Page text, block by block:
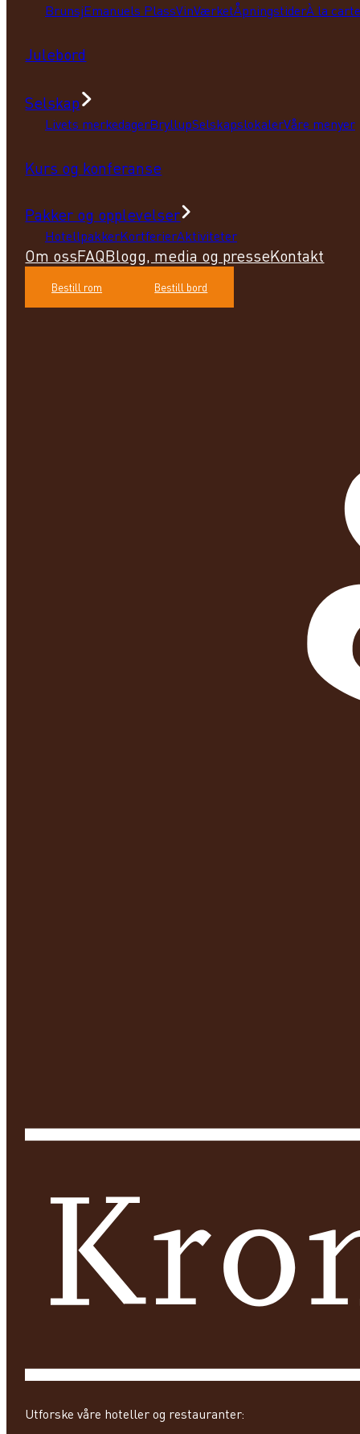
BrunsjEmanuels PlassVinVærketÅpningstiderÀ la
Julebord
Selskap
Livets merkedagerBryllupSelskapslokalerVåre menyer
Kurs og konferanse
Pakker og opplevelser
HotellpakkerKortferierAktiviteter
Om ossFAQBlogg, media og presseKontakt
Bestill rom Bestill bord
Utforske våre hoteller og restauranter: